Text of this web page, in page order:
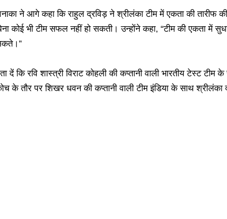
ने आगे कहा कि राहुल द्रविड़ ने श्रीलंका टीम में एकता की
कोई भी टीम सफल नहीं हो सकती। उन्होंने कहा, “टीम की एकता में
दें कि रवि शास्त्री विराट कोहली की कप्तानी वाली भारतीय टेस्ट
के तौर पर शिखर धवन की कप्तानी वाली टीम इंडिया के साथ श्रीलंका